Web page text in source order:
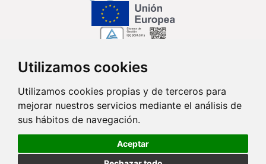
Utilizamos cookies
Utilizamos cookies propias y de terceros para
mejorar nuestros servicios mediante el análisis de
sus hábitos de navegación.
Aceptar
Síguenos en...
Contacto
Av. Monforte de Lemos, 3-5. Pabellón 11. Planta 0 28029 Madrid
info@ciberisciii.es